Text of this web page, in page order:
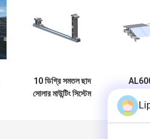
10 ডিগ্রি সমতল ছাদ
সোলার মাউন্টিং সিস্টেম
ফ্ল্যাট রুফ
ব্যাক টু